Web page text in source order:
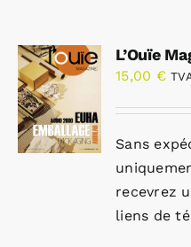
L’Ouïe
15,00 €
Sans
recevrez
liens de